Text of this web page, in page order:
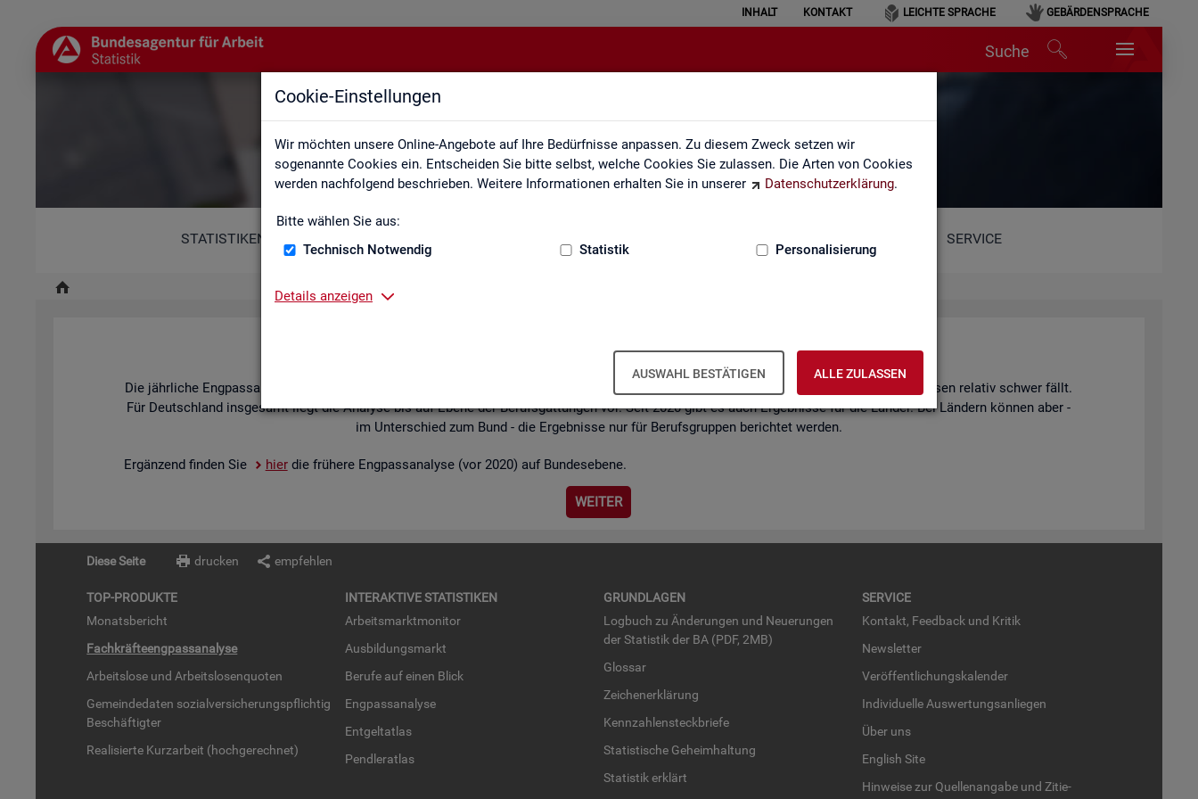
Cookie-Einstellungen
Wir möchten unsere Online-Angebote auf Ihre Bedürfnisse anpassen. Zu diesem Zweck setzen wir
sogenannte Cookies ein. Entscheiden Sie bitte selbst, welche Cookies Sie zulassen. Die Arten von Cookies
werden nachfolgend beschrieben. Weitere Informationen erhalten Sie in unserer
Datenschutzerklärung.
Bitte wählen Sie aus:
Technisch Notwendig
Statistik Personalisierung
Details anzeigen
AUSWAHL BESTÄTIGEN ALLE ZULASSEN
INHALT KONTAKT LEICHTE SPRACHE GEBÄRDENSPRACHE
Suche
Fachkräfteengpassanalyse
STATISTIKEN SERVICE
Fach­kräf­te­eng­pass­ana­ly­se (inkl. Da­ten­an­hang)
Die jähr­li­che Eng­pass­ana­ly­se der BA stellt dar, in wel­chen Be­ru­fen die Be­set­zung von ge­mel­de­ten Stel­len auf­grund von Fach­kräf­te­eng­päs­sen re­la­tiv schwer fällt.
Für Deutsch­land ins­ge­samt liegt die Ana­ly­se bis auf Ebene der Be­rufs­gat­tun­gen vor. Seit 2020 gibt es auch Er­geb­nis­se für die Län­der. Bei Län­dern kön­nen aber -
im Un­ter­schied zum Bund - die Er­geb­nis­se nur für Be­rufs­grup­pen be­rich­tet wer­den.
Er­gän­zend fin­den Sie hierdie frü­he­re Eng­pass­ana­ly­se (vor 2020) auf Bun­des­ebe­ne.
WEI­TER
Diese Seite drucken empfehlen
TOP-PRO­DUK­TE
Mo­nats­be­richt
Fach­kräf­te­eng­pass­ana­ly­se
Ar­beits­lo­se und Ar­beits­lo­sen­quo­ten
Ge­mein­de­da­ten so­zi­al­ver­si­che­rungs­pflich­tig
Be­schäf­tig­ter
Rea­li­sier­te Kurz­ar­beit (hoch­ge­rech­net)
IN­TER­AK­TI­VE STA­TIS­TI­KEN
Ar­beits­markt­mo­ni­tor
Aus­bil­dungs­markt
Be­ru­fe auf einen Blick
Eng­pass­ana­ly­se
Ent­gel­t­at­las
Pend­ler­at­las
GRUND­LA­GEN
Log­buch zu Än­de­run­gen und Neue­run­gen
der Sta­tis­tik der BA (PDF, 2MB)
Glos­sar
Zei­chen­er­klä­rung
Kenn­zah­len­steck­brie­fe
Sta­tis­ti­sche Ge­heim­hal­tung
Sta­tis­tik er­klärt
SER­VICE
Kon­takt, Feed­back und Kri­tik
News­let­ter
Ver­öf­fent­li­chungs­ka­len­der
In­di­vi­du­el­le Aus­wer­tungs­an­lie­gen
Über uns
English Site
Hin­wei­se zur Quel­len­an­ga­be und Zi­tie­